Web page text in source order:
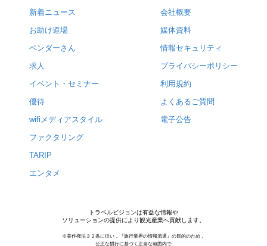
新着ニュース
お助け道場
ベンダーさん
求人
イベント・セミナー
優待
wifiメディアスタイル
ファクタリング
TARIP
エンタメ
会社概要
媒体資料
情報セキュリティ
プライバシーポリシー
利用規約
よくあるご質問
電子公告
トラベルビジョンは有益な情報や
ソリューションの提供により観光産業へ貢献します。
※著作権法３２条に従い，『旅行業界の情報流通』の目的のため，
公正な慣行に基づく正当な範囲内で